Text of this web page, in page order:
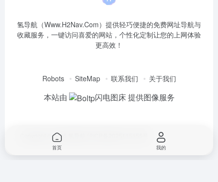
氢导航（Www.H2Nav.Com）提供轻巧便捷的免费网址导航与
收藏服务，一键访问喜爱的网站，个性化定制让您的上网体验
更高效！
Robots SiteMap 联系我们 关于我们
本站由 闪电图床提供图像服务
Copyright © 2026
首页 我的